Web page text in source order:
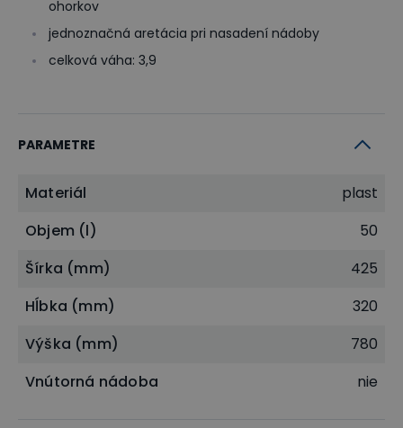
ohorkov
jednoznačná aretácia pri nasadení nádoby
celková váha: 3,9
PARAMETRE
Materiál
plast
Objem (l)
50
Šírka (mm)
425
Hĺbka (mm)
320
Výška (mm)
780
Vnútorná nádoba
nie